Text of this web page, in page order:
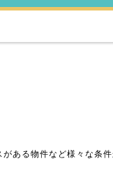
ある物件など様々な条